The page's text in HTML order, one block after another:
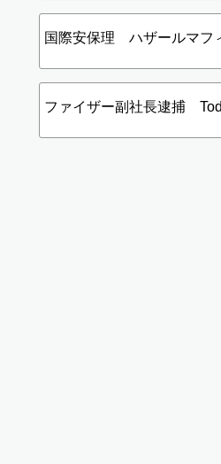
国際安保理 ハザールマフ
ファイザー副社長逮捕